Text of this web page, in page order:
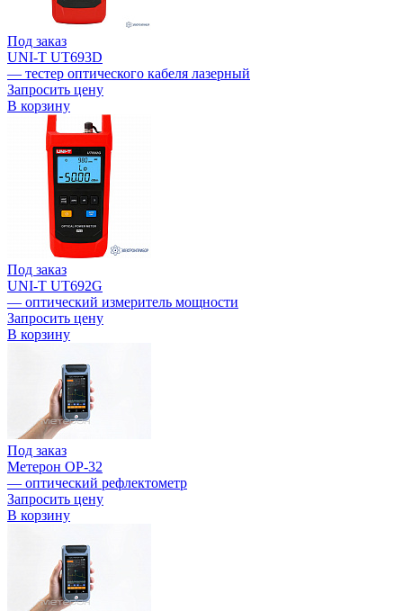
Под заказ
UNI-T UT693D
— тестер оптического кабеля лазерный
Запросить цену
В корзину
Под заказ
UNI-T UT692G
— оптический измеритель мощности
Запросить цену
В корзину
Под заказ
Метерон OP-32
— оптический рефлектометр
Запросить цену
В корзину